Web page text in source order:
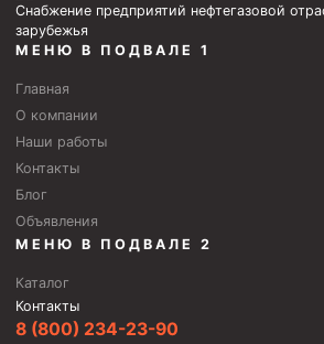
Шламометаллоуловитель ШМУ
Обурочный комплекс ОК
Фрезеры торцевые с фрезерующей
заводным зубом
Магнитные ловители
Фрезеры стартово-оконные
Фрезеры Барракуда
Снабжение предприятий нефтегазовой
зарубежья
МЕНЮ В ПОДВАЛЕ 1
Главная
О компании
Наши работы
Контакты
Блог
Объявления
МЕНЮ В ПОДВАЛЕ 2
Каталог
Контакты
8 (800) 234-23-90